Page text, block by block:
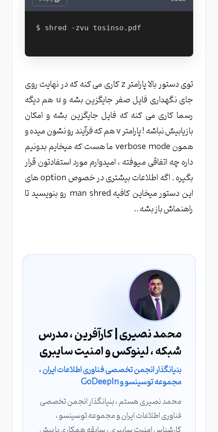
$ shred -zvu tosinso.pdf
توی دستور بالا پارامتر z کاری می کنه که در نهایت روی
جای نگهداری فایل صفر جایگزین بشه و u هم دیگه
رسما کاری می کنه که فایل جایگزین بشه و امکان
بازیابیش نباشه ! پارامتر v هم که فرآیند رو نشون میده و
همون verbose mode ما هست که میخایم بدونیم
داره چه اتفاقی میوفته ، امیدوارم مورد استفادتون قرار
بگیره . اگه اطلاعات بیشتری در خصوص option های
این دستور میخاین کافیه man shred رو بنویسید تا
راهنماش باز بشه ..
محمد نصیری | کارآفرین ، مدرس
شبکه ، لینوکس و امنیت سایبری
بنیانگذار انجمن تخصصی فناوری اطلاعات ایران ،
مجموعه توسینسو و GoDeepIn
محمد نصیری هستم ، بنیانگذار انجمن تخصصی
فناوری اطلاعات ایران و مجموعه توسینسو ،
کارشناس امنیت سایبری ، سابقه همکاری با بیش